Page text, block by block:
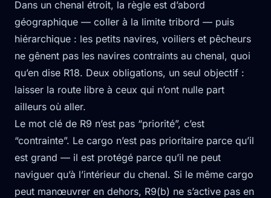
Dans un chenal étroit, la règle est d’abord
géographique — coller à la limite tribord — puis
hiérarchique : les petits navires, voiliers et pêcheurs
ne gênent pas les navires contraints au chenal, quoi
qu’en dise R18. Deux obligations, un seul objectif :
laisser la route libre à ceux qui n’ont nulle part
ailleurs où aller.
Le mot clé de R9 n’est pas “priorité”, c’est
“contrainte”. Le cargo n’est pas prioritaire parce qu’il
est grand — il est protégé parce qu’il ne peut
naviguer qu’à l’intérieur du chenal. Si le même cargo
peut manœuvrer en dehors, R9(b) ne s’active pas en